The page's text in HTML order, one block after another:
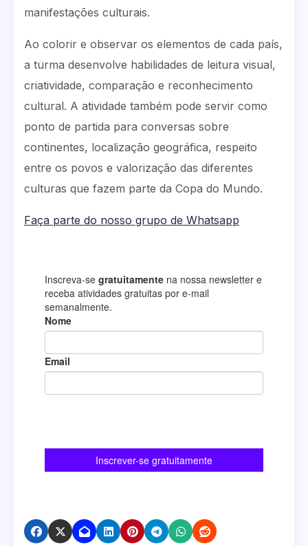
manifestações culturais.
Ao colorir e observar os elementos de cada país,
a turma desenvolve habilidades de leitura visual,
criatividade, comparação e reconhecimento
cultural. A atividade também pode servir como
ponto de partida para conversas sobre
continentes, localização geográfica, respeito
entre os povos e valorização das diferentes
culturas que fazem parte da Copa do Mundo.
Faça parte do nosso grupo de Whatsapp